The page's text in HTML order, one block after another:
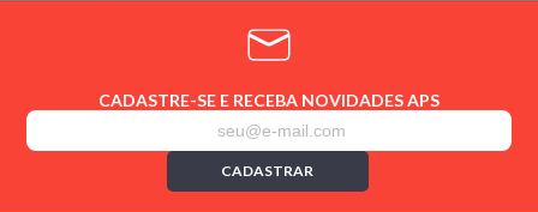
CADASTRE-SE E RECEBA NOVIDADES APS
CADASTRAR